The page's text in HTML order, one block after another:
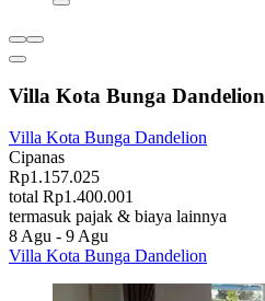
Villa Kota Bunga Dandelion
Villa Kota Bunga Dandelion
Cipanas
Rp1.157.025
total Rp1.400.001
termasuk pajak & biaya lainnya
8 Agu - 9 Agu
Villa Kota Bunga Dandelion